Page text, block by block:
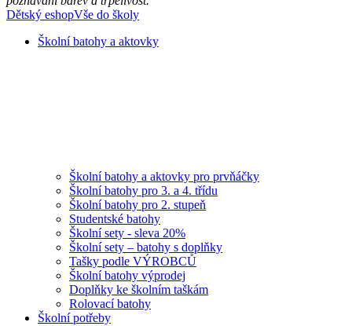
Dětský eshopVše do školy
Školní batohy a aktovky
Školní batohy a aktovky pro prvňáčky
Školní batohy pro 3. a 4. třídu
Školní batohy pro 2. stupeň
Studentské batohy
Školní sety - sleva 20%
Školní sety – batohy s doplňky
Tašky podle VÝROBCŮ
Školní batohy výprodej
Doplňky ke školním taškám
Rolovací batohy
Školní potřeby